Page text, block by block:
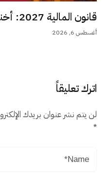
قانون المالية 2027: أخنوش يبقي على دعم...
أغسطس 6, 2026
اترك تعليقاً
لن يتم نشر عنوان بريدك
*